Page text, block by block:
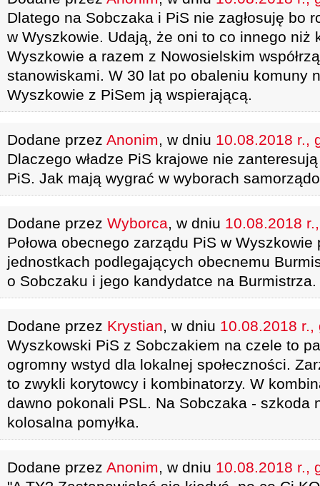
Dlatego na Sobczaka i PiS nie zagłosuję bo
w Wyszkowie. Udają, że oni to co innego niż
Wyszkowie a razem z Nowosielskim
stanowiskami. W 30 lat po obaleniu komuny
Wyszkowie z PiSem ją wspierającą.
Dodane przez Anonim, w dniu 10.08.2018 r.,
Dlaczego władze PiS krajowe nie
PiS. Jak mają wygrać w wyborach
Dodane przez Wyborca, w dniu 10.08.2018
Połowa obecnego zarządu PiS w Wyszkowie
jednostkach podlegających obecnemu
o Sobczaku i jego kandydatce na Burmistrza.
Dodane przez Krystian, w dniu 10.08.2018 r.,
Wyszkowski PiS z Sobczakiem na czele to
ogromny wstyd dla lokalnej społeczności.
to zwykli korytowcy i kombinatorzy. W
dawno pokonali PSL. Na Sobczaka - szkoda
kolosalna pomyłka.
Dodane przez Anonim, w dniu 10.08.2018 r.,